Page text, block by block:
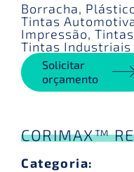
Borracha,
Tintas
Impressão,
Tintas Industriais
Solicitar
orçamento
CORIMAX™
Categoria: